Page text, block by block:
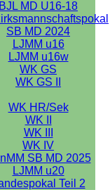
BJL MD U16-18
SB MD 2024
LJMM u16
LJMM u16w
WK GS
WK GS II
WK HR/Sek
WK II
WK III
WK IV
SB MD 2025
LJMM u20
Teil 2